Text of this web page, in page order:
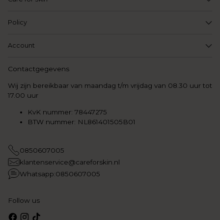
Policy
Account
Contactgegevens
Wij zijn bereikbaar van maandag t/m vrijdag van 08.30 uur tot
17.00 uur
KvK nummer: 78447275
BTW nummer: NL861401505B01
0850607005
klantenservice@careforskin.nl
Whatsapp:0850607005
Follow us